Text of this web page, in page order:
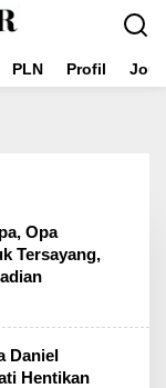
PLN Profil
Opa
Tersayang,
Daniel
Hentikan